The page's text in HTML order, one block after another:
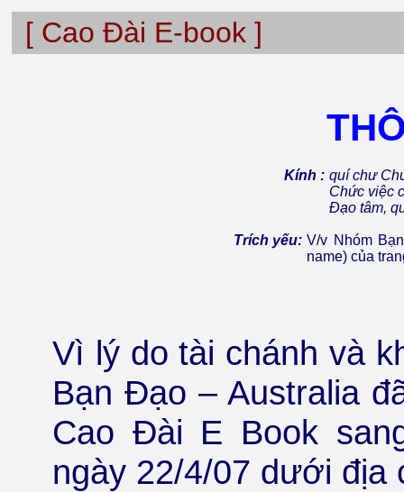
[ Cao Đài E-book ]
Kính : quí chư
Chức việc
Đạo tâm,
Trích yếu: V/v Nhóm
name) của
Vì lý do tài chánh và
Bạn Đạo – Australia
Cao Đài E Book
ngày 22/4/07 dưới địa